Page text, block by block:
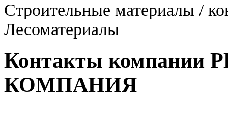
Строительные материалы /
Лесоматериалы
Контакты
КОМПАНИЯ